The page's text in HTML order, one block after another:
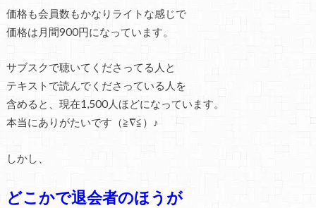
価格も会員数もかなりライトな感じで
価格は月間900円になっています。
サブスクで聴いてくださってる人と
テキストで読んでくださっている人を
含めると、現在1,500人ほどになっています。
本当にありがたいです（≧∇≦）♪
しかし、
どこかで退会者のほうが